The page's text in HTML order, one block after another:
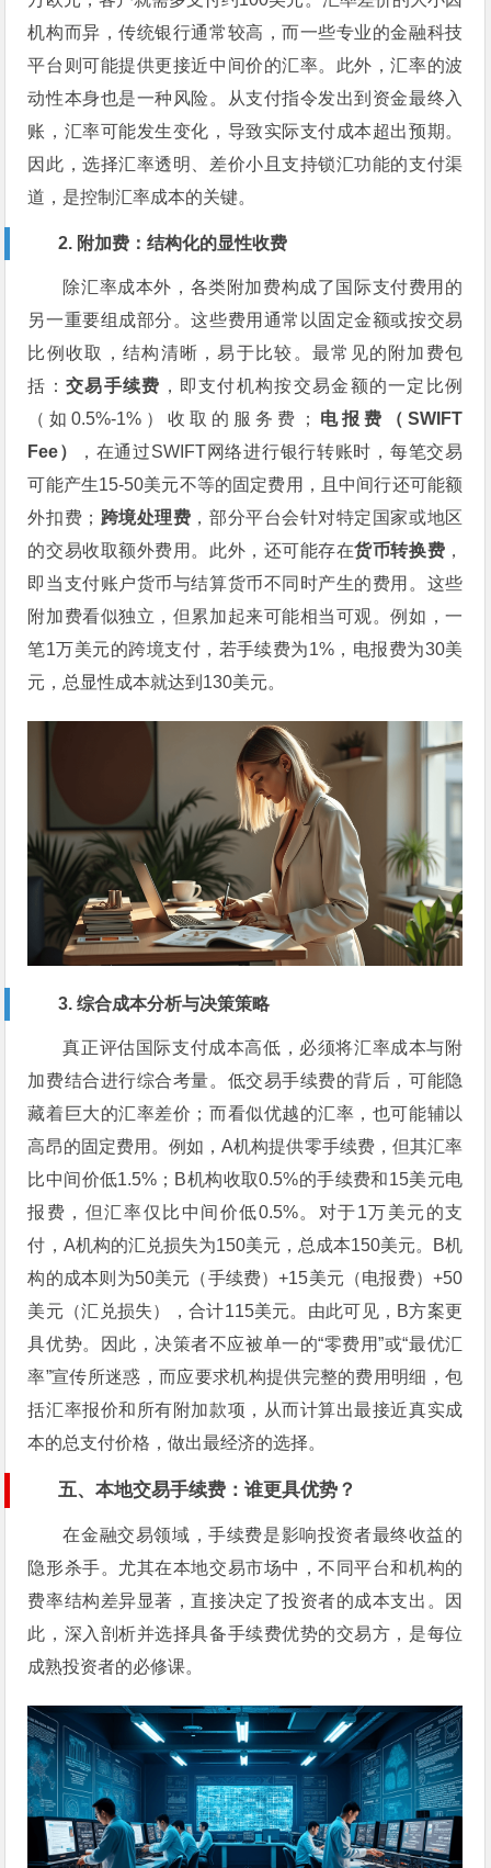
机构而异，传统银行通常较高，而一些专业的金融科技
平台则可能提供更接近中间价的汇率。此外，汇率的波
动性本身也是一种风险。从支付指令发出到资金最终入
账，汇率可能发生变化，导致实际支付成本超出预期。
因此，选择汇率透明、差价小且支持锁汇功能的支付渠
道，是控制汇率成本的关键。
2. 附加费：结构化的显性收费
除汇率成本外，各类附加费构成了国际支付费用的
另一重要组成部分。这些费用通常以固定金额或按交易
比例收取，结构清晰，易于比较。最常见的附加费包
括：交易手续费 ，即支付机构按交易金额的一定比例
（如0.5%-1%）收取的服务费；
电报费（SWIFT
Fee）
，在通过SWIFT网络进行银行转账时，每笔交易
可能产生15-50美元不等的固定费用，且中间行还可能额
外扣费； 跨境处理费 ，部分平台会针对特定国家或地区
的交易收取额外费用。此外，还可能存在货币转换费 ，
即当支付账户货币与结算货币不同时产生的费用。这些
附加费看似独立，但累加起来可能相当可观。例如，一
笔1万美元的跨境支付，若手续费为1%，电报费为30美
元，总显性成本就达到130美元。
3. 综合成本分析与决策策略
真正评估国际支付成本高低，必须将汇率成本与附
加费结合进行综合考量。低交易手续费的背后，可能隐
藏着巨大的汇率差价；而看似优越的汇率，也可能辅以
高昂的固定费用。例如，A机构提供零手续费，但其汇率
比中间价低1.5%；B机构收取0.5%的手续费和15美元电
报费，但汇率仅比中间价低0.5%。对于1万美元的支
付，A机构的汇兑损失为150美元，总成本150美元。B机
构的成本则为50美元（手续费）+15美元（电报费）+50
美元（汇兑损失），合计115美元。由此可见，B方案更
具优势。因此，决策者不应被单一的“零费用”或“最优汇
率”宣传所迷惑，而应要求机构提供完整的费用明细，包
括汇率报价和所有附加款项，从而计算出最接近真实成
本的总支付价格，做出最经济的选择。
五、本地交易手续费：谁更具优势？
在金融交易领域，手续费是影响投资者最终收益的
隐形杀手。尤其在本地交易市场中，不同平台和机构的
费率结构差异显著，直接决定了投资者的成本支出。因
此，深入剖析并选择具备手续费优势的交易方，是每位
成熟投资者的必修课。